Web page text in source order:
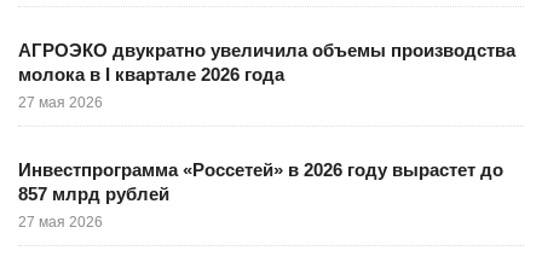
АГРОЭКО двукратно увеличила объемы производства
молока в I квартале 2026 года
27 мая 2026
Инвестпрограмма «Россетей» в 2026 году вырастет до
857 млрд рублей
27 мая 2026